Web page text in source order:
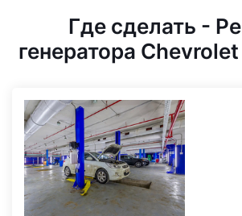
Где сделать -
генератора